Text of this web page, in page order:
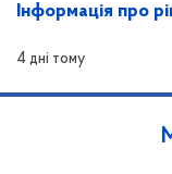
Інформація про
4 дні тому